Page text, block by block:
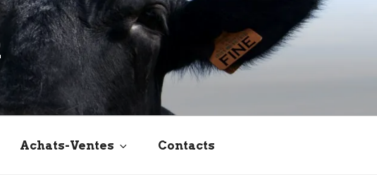
Achats-Ventes Contacts